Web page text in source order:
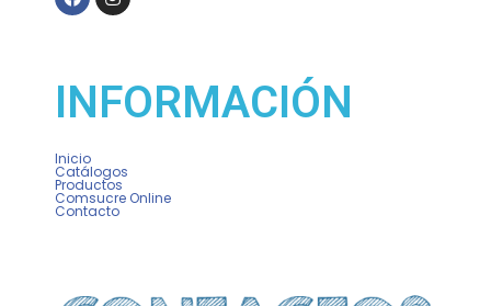
INFORMACIÓN
Inicio
Catálogos
Productos
Comsucre Online
Contacto